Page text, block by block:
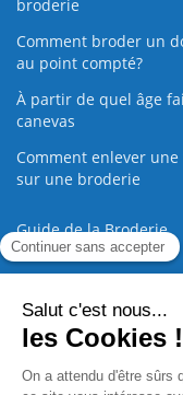
broderie
Comment broder un
au point compté?
À partir de quel âge
canevas
Comment enlever une
sur une broderie
Guide de la Broderie
Commande Papier |